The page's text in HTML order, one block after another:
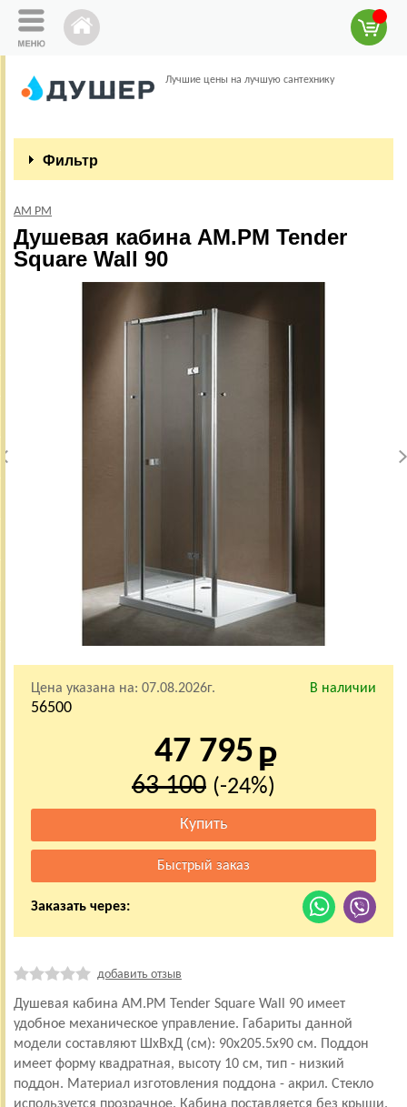
Лучшие цены на лучшую сантехнику
Фильтр
AM PM
Душевая кабина AM.PM Tender
Square Wall 90
Цена указана на: 07.08.2026г. В наличии
56500
47 795
63 100 (-24%)
Заказать через:
добавить отзыв
Душевая кабина AM.PM Tender Square Wall 90 имеет
удобное механическое управление. Габариты данной
модели составляют ШхВхД (см): 90x205.5x90 см. Поддон
имеет форму квадратная, высоту 10 см, тип - низкий
поддон. Материал изготовления поддона - акрил. Стекло
используется прозрачное. Кабина поставляется без крыши.